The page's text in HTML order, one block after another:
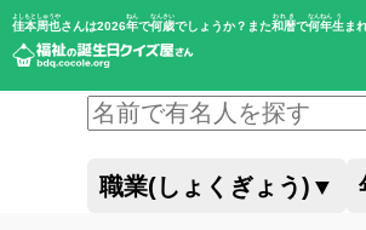
佳本周也
よしもとしゅうや
さんは2026年
ねん
で何歳
なんさい
でしょうか？また和暦
われき
で何年
なんねん
生
う
ま
職業(しょくぎょう) ▼